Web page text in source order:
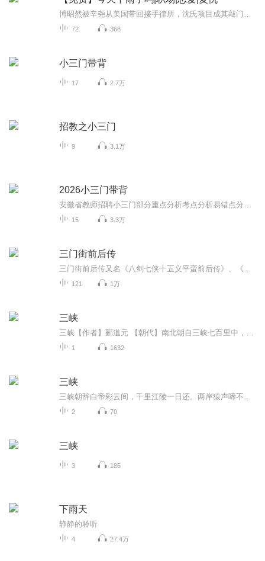
72 368
小三门带背
17 2.7万
招教之小三门
9 3.1万
2026小三门带背
15 3.3万
三门街前后传
121 1万
三峡
1 1632
三峡
2 70
三峡
3 185
下雨天
静静的聆听
4 27.4万